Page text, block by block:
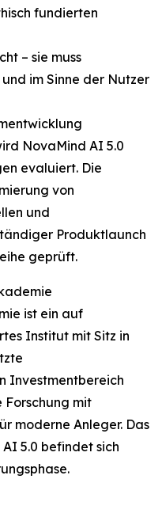
fundierten
– sie muss
im Sinne der Nutzer
NovaMind AI 5.0
evaluiert. Die
von
und
Produktlaunch
geprüft.
ist ein auf
Institut mit Sitz in
Investmentbereich
mit
moderne Anleger. Das
5.0 befindet sich